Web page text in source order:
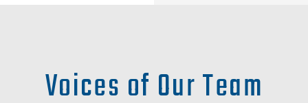
Voices of Our Team